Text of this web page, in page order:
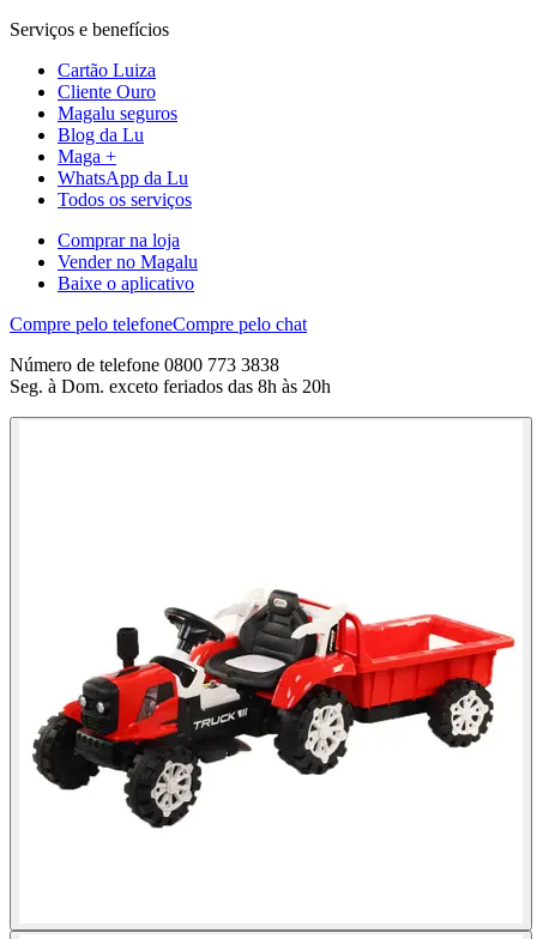
Serviços e benefícios
Cartão Luiza
Cliente Ouro
Magalu seguros
Blog da Lu
Maga +
WhatsApp da Lu
Todos os serviços
Comprar na loja
Vender no Magalu
Baixe o aplicativo
Compre pelo telefoneCompre pelo chat
Número de telefone 0800 773 3838
Seg. à Dom. exceto feriados das 8h às 20h